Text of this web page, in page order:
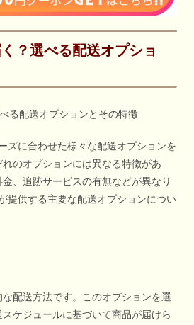
？選べる配送オプショ
ズに合わせた様々な配送オプションを
のオプションには異なる特徴があ
、追跡サービスの有無などが異なり
提供する主要な配送オプションについ
配送方法です。このオプションを選
ケジュールに基づいて商品が届けら